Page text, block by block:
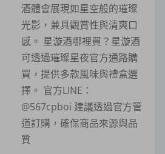
酒體會展現如星空般的璀璨
光影，兼具觀賞性與清爽口
感。 星漩酒哪裡買？星漩酒
可透過璀璨星夜官方通路購
買，提供多款風味與禮盒選
擇。 官方LINE：
@567cpboi 建議透過官方管
道訂購，確保商品來源與品
質